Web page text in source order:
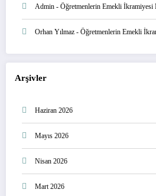
Admin - Öğretmenlerin Emekli İkramiyesi
Orhan Yılmaz - Öğretmenlerin Emekli
Arşivler
Haziran 2026
Mayıs 2026
Nisan 2026
Mart 2026